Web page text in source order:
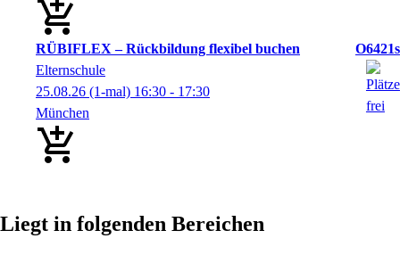
RÜBIFLEX – Rückbildung flexibel buchen
O6421s
Elternschule
25.08.26 (1-mal) 16:30 - 17:30
München
Liegt in folgenden Bereichen